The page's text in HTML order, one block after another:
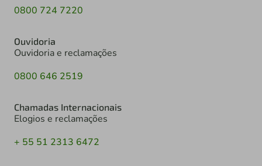
0800 724 7220
Ouvidoria
Ouvidoria e reclamações
0800 646 2519
Chamadas Internacionais
Elogios e reclamações
+ 55 51 2313 6472